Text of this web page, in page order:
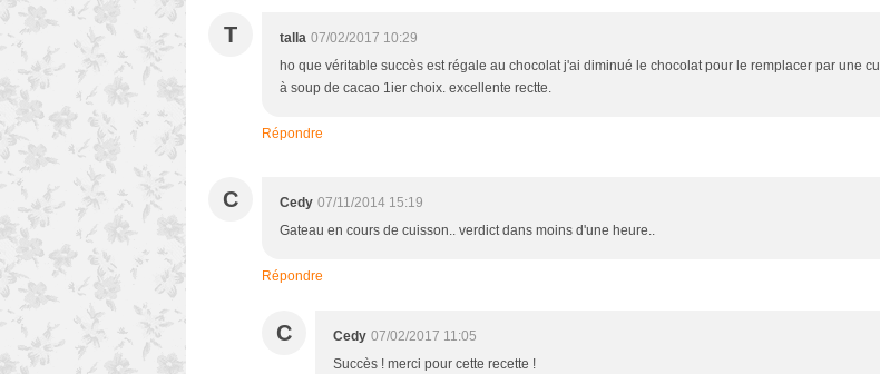
T talla 07/02/2017 10:29
ho que véritable succès est régale au chocolat j'ai diminué le chocolat pour le remplacer par une
à soup de cacao 1ier choix. excellente rectte.
Répondre
C Cedy 07/11/2014 15:19
Gateau en cours de cuisson.. verdict dans moins d'une heure..
Répondre
C Cedy 07/02/2017 11:05
Succès ! merci pour cette recette !